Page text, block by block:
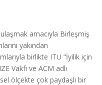
amacıyla Birleşmiş
yakından
birlikte ITU “İyilik için
Vakfı ve ACM adlı
ölçekte çok paydaşlı bir